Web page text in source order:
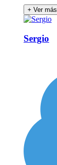
+ Ver más
Sergio